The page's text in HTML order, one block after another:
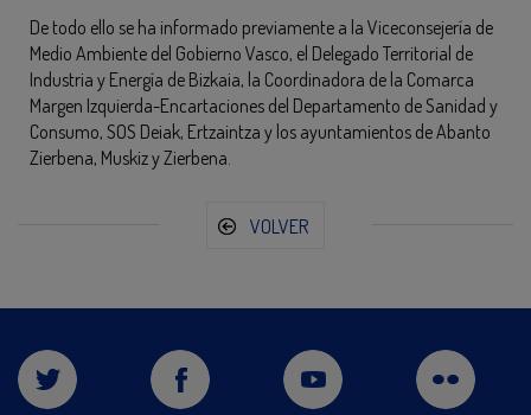
De todo ello se ha informado previamente a la Viceconsejería de
Medio Ambiente del Gobierno Vasco, el Delegado Territorial de
Industria y Energía de Bizkaia, la Coordinadora de la Comarca
Margen Izquierda-Encartaciones del Departamento de Sanidad y
Consumo, SOS Deiak, Ertzaintza y los ayuntamientos de Abanto
Zierbena, Muskiz y Zierbena.
VOLVER